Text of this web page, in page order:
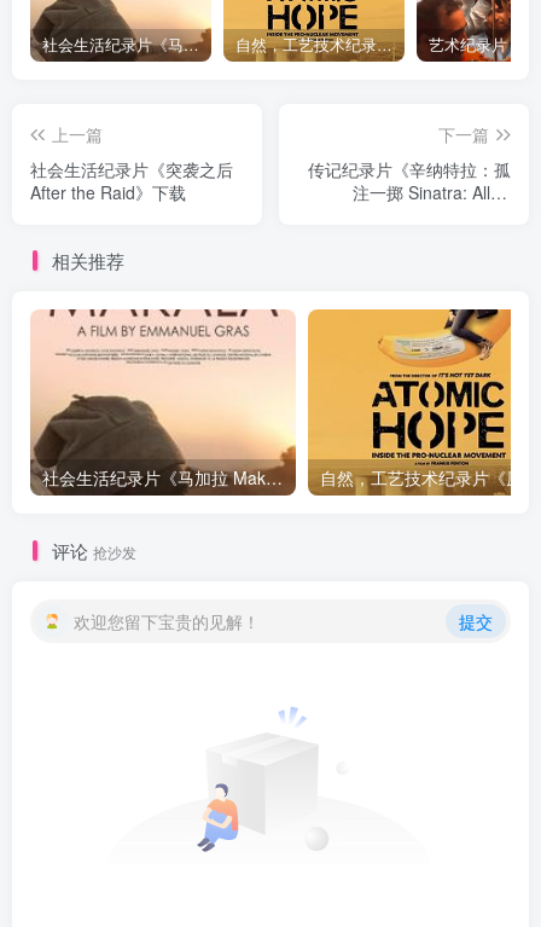
社会生活纪录片《马加拉 Makala》下载 自然，工艺技术纪录片《原子能的希望 Atomic Hope – Inside the Pro-Nuclear Movement》下载
上一篇
社会生活纪录片《突袭之后
After the Raid》下载
下一篇
传记纪录片《辛纳特拉：孤
注一掷 Sinatra: All or
相关推荐
社会生活纪录片《马加拉 Makala》下载
评论 抢沙发
欢迎您留下宝贵的见解！ 提交